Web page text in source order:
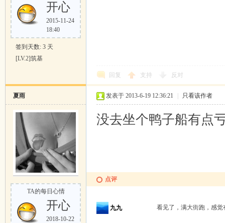
开心
2015-11-24
18:40
签到天数: 3 天
[LV.2]筑基
回复 支持 反对
夏雨
TA的每日心情
开心
2018-10-22
发表于 2013-6-19 12:36:21 只看该作者
没去坐个鸭子船有点
点评
九九 看见了，满大街跑，感